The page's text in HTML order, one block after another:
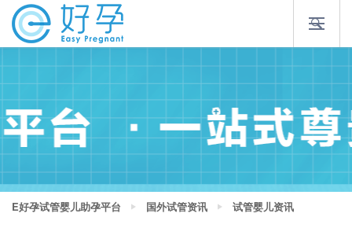
E好孕试管婴儿助孕平台 国外试管资讯 试管婴儿资讯